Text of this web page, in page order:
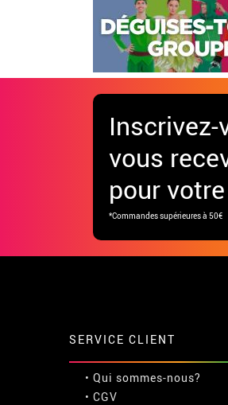
vous
pour
*Commandes supérieures à 50€
SERVICE CLIENT
• Qui sommes-nous?
• CGV